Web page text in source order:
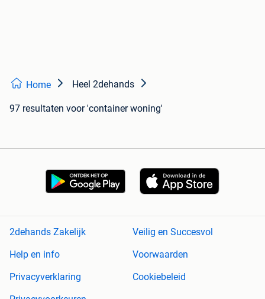
Home Heel 2dehands
97 resultaten voor 'container woning'
2dehands Zakelijk
Veilig en Succesvol
Help en info
Voorwaarden
Privacyverklaring
Cookiebeleid